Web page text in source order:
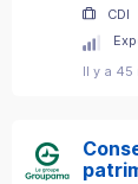
CDI
Il y a 45